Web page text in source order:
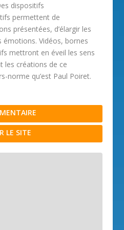
dispositifs
permettent de
présentées, d’élargir les
Vidéos, bornes
mettront en éveil les sens
les créations de ce
norme qu’est Paul Poiret.
LE SITE